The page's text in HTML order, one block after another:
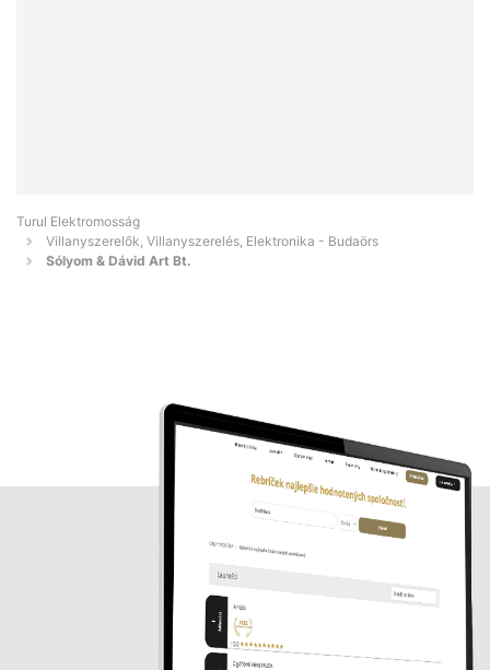
Turul Elektromosság
Villanyszerelők, Villanyszerelés, Elektronika - Budaörs
Sólyom & Dávid Art Bt.